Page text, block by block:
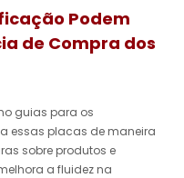
Podem
de Compra dos
guias para os
essas placas de maneira
sobre produtos e
a fluidez na